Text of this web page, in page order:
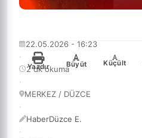
22.05.2026 - 16:23
·
2 dk okuma
·
MERKEZ / DÜZCE
·
HaberDüzce E.
·
Yazdır
+
Büyüt
-
Küçült